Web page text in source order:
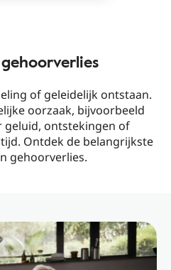
of geleidelijk ontstaan.
oorzaak, bijvoorbeeld
geluid, ontstekingen of
Ontdek de belangrijkste
gehoorverlies.